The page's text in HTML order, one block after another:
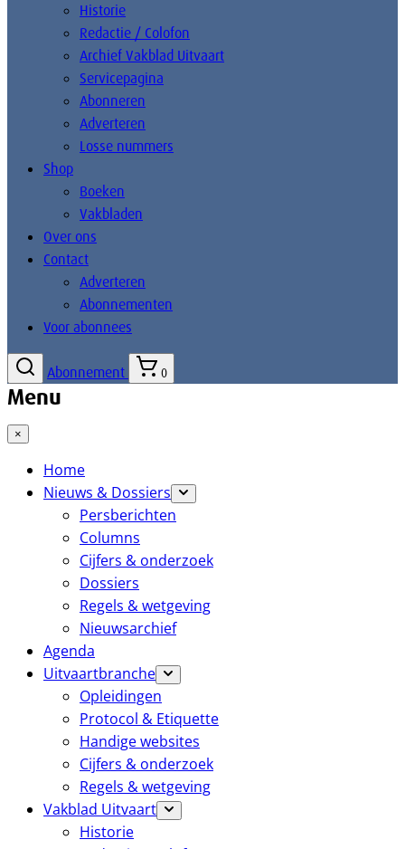
Historie
Redactie / Colofon
Archief Vakblad Uitvaart
Servicepagina
Abonneren
Adverteren
Losse nummers
Shop
Boeken
Vakbladen
Over ons
Contact
Adverteren
Abonnementen
Voor abonnees
Abonnement 0
Menu
×
Home
Nieuws & Dossiers
Persberichten
Columns
Cijfers & onderzoek
Dossiers
Regels & wetgeving
Nieuwsarchief
Agenda
Uitvaartbranche
Opleidingen
Protocol & Etiquette
Handige websites
Cijfers & onderzoek
Regels & wetgeving
Vakblad Uitvaart
Historie